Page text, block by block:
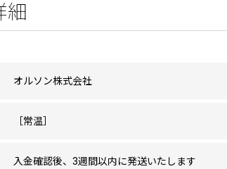
細
オルソン株式会社
［常温］
入金確認後、3週間以内に発送いたします